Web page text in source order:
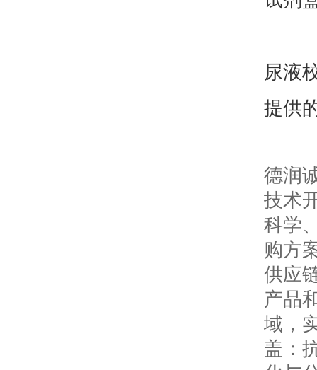
尿液
提供
德润
技术
科学
购方
供应
产品
域，
盖：